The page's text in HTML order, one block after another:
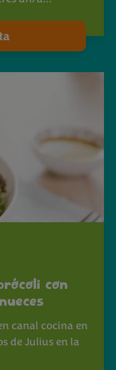
con
canal cocina en
de Julius en la